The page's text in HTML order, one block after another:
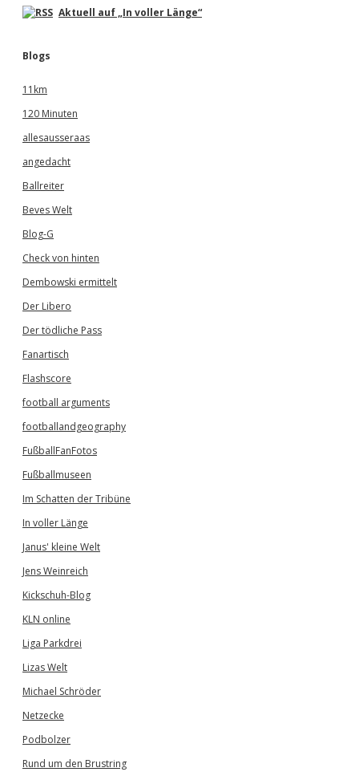
Aktuell auf „In voller Länge“
Blogs
11km
120 Minuten
allesausseraas
angedacht
Ballreiter
Beves Welt
Blog-G
Check von hinten
Dembowski ermittelt
Der Libero
Der tödliche Pass
Fanartisch
Flashscore
football arguments
footballandgeography
FußballFanFotos
Fußballmuseen
Im Schatten der Tribüne
In voller Länge
Janus' kleine Welt
Jens Weinreich
Kickschuh-Blog
KLN online
Liga Parkdrei
Lizas Welt
Michael Schröder
Netzecke
Podbolzer
Rund um den Brustring